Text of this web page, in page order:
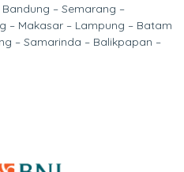
– Semarang –
– Makasar – Lampung – Batam
– Samarinda – Balikpapan –